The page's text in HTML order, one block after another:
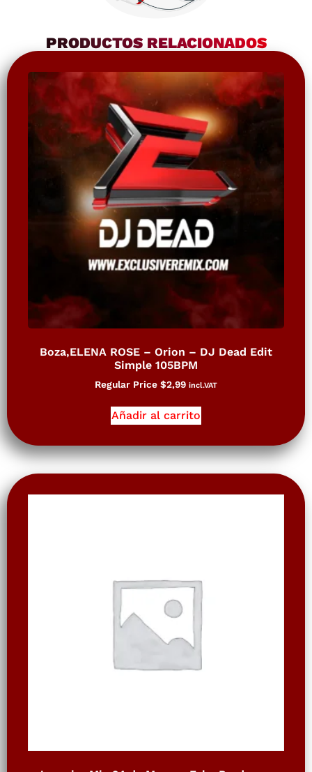
PRODUCTOS RELACIONADOS
Boza,ELENA ROSE – Orion – DJ Dead Edit
Simple 105BPM
Regular Price $2,99 incl.VAT
Añadir al carrito